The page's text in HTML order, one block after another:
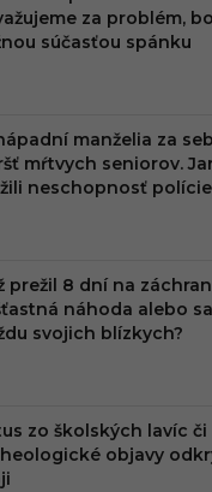
za problém,
súčasťou spánku
manželia za
mŕtvych seniorov.
neschopnosť polície
prežil 8 dní na
náhoda alebo
svojich blízkych?
zo školských lavíc či
objavy